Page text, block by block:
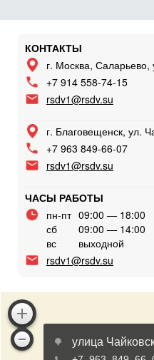
КОНТАКТЫ
г. Москва,
+7 914 558-74-15
rsdv1@rsdv.su
г. Благовещенск, ул.
+7 963 849-66-07
rsdv1@rsdv.su
ЧАСЫ РАБОТЫ
пн-пт 09:00 — 18:00
сб
09:00 — 14:00
вс
выходной
rsdv1@rsdv.su